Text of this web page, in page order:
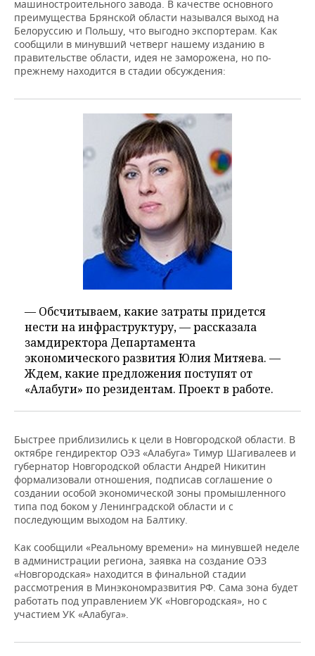
машиностроительного завода. В качестве основного
преимущества Брянской области назывался выход на
Белоруссию и Польшу, что выгодно экспортерам. Как
сообщили в минувший четверг нашему изданию в
правительстве области, идея не заморожена, но по-
прежнему находится в стадии обсуждения:
— Обсчитываем, какие затраты придется
нести на инфраструктуру, — рассказала
замдиректора Департамента
экономического развития Юлия Митяева. —
Ждем, какие предложения поступят от
«Алабуги» по резидентам. Проект в работе.
Быстрее приблизились к цели в Новгородской области. В
октябре гендиректор ОЭЗ «Алабуга» Тимур Шагивалеев и
губернатор Новгородской области Андрей Никитин
формализовали отношения, подписав соглашение о
создании особой экономической зоны промышленного
типа под боком у Ленинградской области и с
последующим выходом на Балтику.
Как сообщили «Реальному времени» на минувшей неделе
в администрации региона, заявка на создание ОЭЗ
«Новгородская» находится в финальной стадии
рассмотрения в Минэкономразвития РФ. Сама зона будет
работать под управлением УК «Новгородская», но с
участием УК «Алабуга».